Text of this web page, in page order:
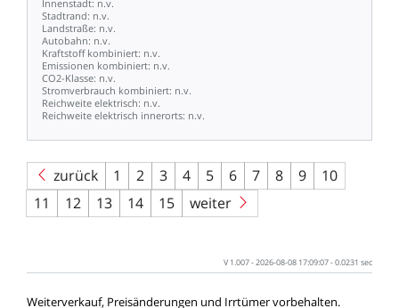
Innenstadt: n.v.
Stadtrand: n.v.
Landstraße: n.v.
Autobahn: n.v.
Kraftstoff kombiniert: n.v.
Emissionen kombiniert: n.v.
CO2-Klasse: n.v.
Stromverbrauch kombiniert: n.v.
Reichweite elektrisch: n.v.
Reichweite elektrisch innerorts: n.v.
zurück 1 2 3 4 5 6 7 8 9
10
11
12 13 14 15 weiter
V 1.007-2026-08-08 17:09:07-0.0231 sec
Weiterverkauf, Preisänderungen und Irrtümervorbehalten.